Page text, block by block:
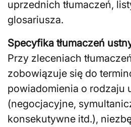
uprzednich tłumaczeń,
glosariusza.
Specyfika tłumaczeń
Przy zleceniach
zobowiązuje się do
powiadomienia o rodzaju
(negocjacyjne,
konsekutywne itd.),